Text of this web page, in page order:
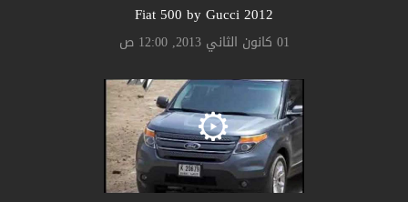
2012 Fiat 500 by Gucci
01 كانون الثاني 2013, 12:00 ص